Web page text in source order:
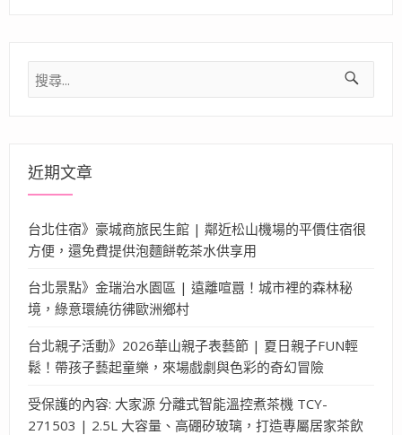
搜
尋
近期文章
台北住宿》豪城商旅民生館 | 鄰近松山機場的平價住宿很
方便，還免費提供泡麵餅乾茶水供享用
台北景點》金瑞治水園區 | 遠離喧囂！城市裡的森林秘
境，綠意環繞彷彿歐洲鄉村
台北親子活動》2026華山親子表藝節 | 夏日親子FUN輕
鬆！帶孩子藝起童樂，來場戲劇與色彩的奇幻冒險
受保護的內容: 大家源 分離式智能溫控煮茶機 TCY-
271503 | 2.5L 大容量、高硼矽玻璃，打造專屬居家茶飲